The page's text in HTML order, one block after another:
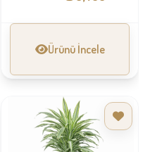
Ürünü İncele